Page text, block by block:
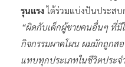
รุนแรงได้ร่วมแบ่งปันประสบ
“ผิดกับเด็กผู้ชายคนอื่นๆ ที่มี
กิจกรรมผาดโผน ผมมักถูกสอ
แทบทุกประเภทในชีวิตประจ